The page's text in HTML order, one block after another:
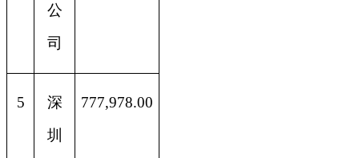
公
司
5
深
圳
777,978.00